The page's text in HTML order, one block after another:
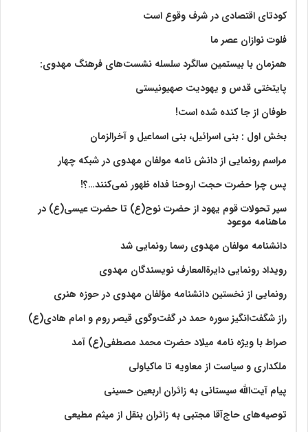
کودتای اقتصادی در شرف وقوع است
فلوت نوازان عصر ما
همزمان با بیستمین سالگرد سلسله نشست‌های فرهنگ مهدوی:‌
پایتختی قدس و یهودیت صهیونیستی
طوفان از جا کنده شده است!
بخش اول : بنی اسرائیل، بنی اسماعیل و آخرالزمان
مراسم رونمایی از دانش نامه مولفان مهدوی در شبکه چهار
پس چرا حضرت حجت اروحنا فداه ظهور نمی‌کنند…؟!
سیر تحولات قوم یهود از حضرت نوح(ع) تا حضرت عیسی(ع) در
ماهنامه موعود
دانشنامه مولفان مهدوی رسما رونمایی شد
رویداد رونمایی دایرةالمعارف نویسندگان مهدوی
رونمایی از نخستین دانشنامه مؤلفان مهدوی در حوزه هنری
راز شگفت‌انگیز سوره حمد در گفت‌وگوی قیصر روم و امام هادی(ع)
صراط با ویژه نامه میلاد حضرت محمد مصطفی(ع) آمد
ملکداری و سیاست از معاویه تا ماکیاولی
پیام آیت‌الله سیستانی به زائران اربعین حسینی
توصیه‌های حاج‌آقا مجتبی به زائران بنقل از میثم مطیعی